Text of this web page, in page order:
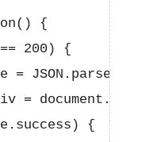
{
200) {
{